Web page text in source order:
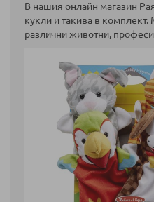
В нашия онлайн магазин
кукли и такива в
различни животни,